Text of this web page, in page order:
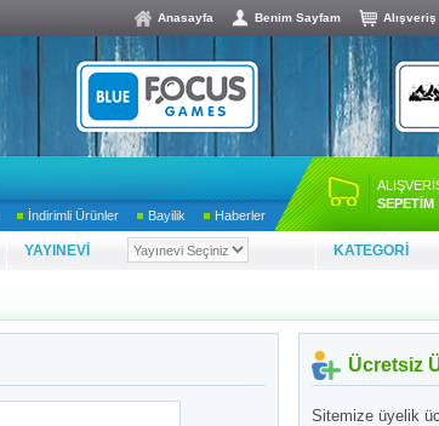
Benim Sayfam
Anasayfa
İndirimli Ürünler Bayilik Haberler
SEPETİM
YAYINEVİ KATEGORİ
Ücretsiz
Sitemize üyelik